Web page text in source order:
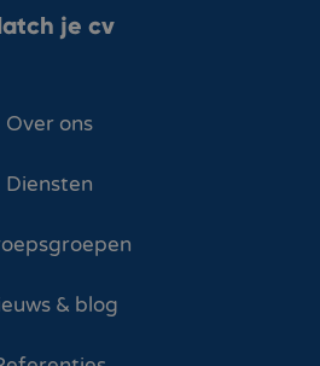
je cv
Over ons
Diensten
& blog